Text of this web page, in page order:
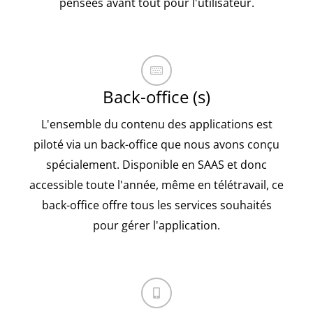
Back-office (s)
L'ensemble du contenu des applications est
piloté via un back-office que nous avons conçu
spécialement. Disponible en SAAS et donc
accessible toute l'année, même en télétravail, ce
back-office offre tous les services souhaités
pour gérer l'application.